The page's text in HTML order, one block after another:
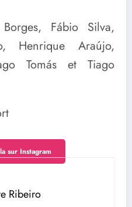
Fábio Silva,
Henrique Araújo,
Tomás et Tiago
sur Instagram
Ribeiro